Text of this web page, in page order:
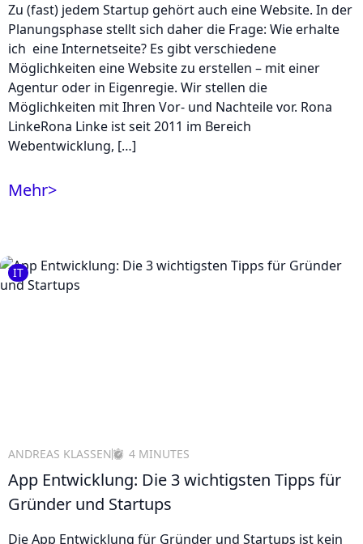
Zu (fast) jedem Startup gehört auch eine Website. In der
Planungsphase stellt sich daher die Frage: Wie erhalte
ich eine Internetseite? Es gibt verschiedene
Möglichkeiten eine Website zu erstellen – mit einer
Agentur oder in Eigenregie. Wir stellen die
Möglichkeiten mit Ihren Vor- und Nachteile vor. Rona
LinkeRona Linke ist seit 2011 im Bereich
Webentwicklung, […]
Mehr>
IT
ANDREAS KLASSEN 4 MINUTES
App Entwicklung: Die 3 wichtigsten Tipps für
Gründer und Startups
Die App Entwicklung für Gründer und Startups ist kein